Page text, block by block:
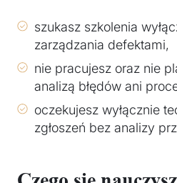
szukasz szkolenia
zarządzania defektami,
nie pracujesz oraz nie
analizą błędów ani
oczekujesz wyłącznie
zgłoszeń bez analizy